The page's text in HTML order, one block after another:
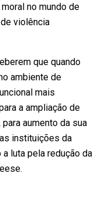
no mundo de
violência
que quando
ambiente de
mais
a ampliação de
aumento da sua
instituições da
luta pela redução da